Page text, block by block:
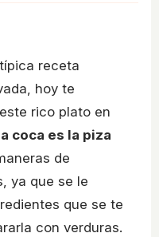
receta
hoy te
rico plato en
coca es la piza
de
ya que se le
que se te
con verduras.